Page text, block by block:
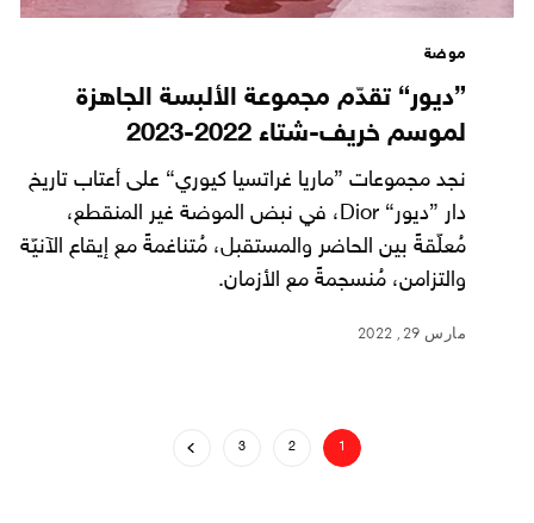
موضة
”ديور“ تقدّم مجموعة الألبسة الجاهزة
لموسم خريف-شتاء 2022-2023
نجد مجموعات ”ماريا غراتسيا كيوري“ على أعتاب تاريخ
دار ”ديور“ Dior، في نبض الموضة غير المنقطع،
مُعلّقةً بين الحاضر والمستقبل، مُتناغمةً مع إيقاع الآنيّة
والتزامن، مُنسجمةً مع الأزمان.
مارس 29, 2022
1
2
3